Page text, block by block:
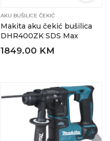
AKU BUŠILICE ČEKIĆ
Makita aku čekić bušilica
DHR400ZK SDS Max
1849.00 KM